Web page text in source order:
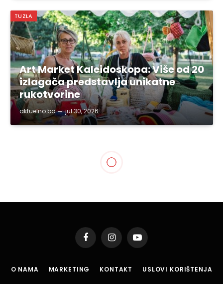
TUZLA
Art Market Kaleidoskopa: Više od 20
izlagača predstavlja unikatne
rukotvorine
aktuelno.ba jul 30, 2026
Počela implementacija
EcoR.E.S projekta
maj 7, 2026 3 Mins Read